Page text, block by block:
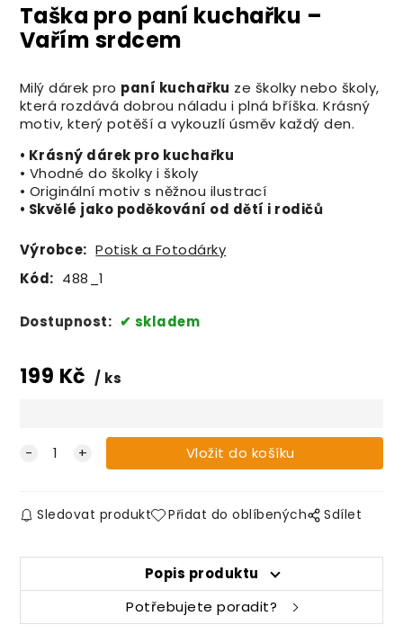
Taška pro paní kuchařku –
Vařím srdcem
Milý dárek pro paní kuchařku ze školky nebo školy,
která rozdává dobrou náladu i plná bříška. Krásný
motiv, který potěší a vykouzlí úsměv každý den.
• Krásný dárek pro kuchařku
• Vhodné do školky i školy
• Originální motiv s něžnou ilustrací
• Skvělé jako poděkování od dětí i rodičů
Výrobce: Potisk a Fotodárky
Kód: 488_1
Dostupnost: skladem
199 Kč ks
Sledovat produkt Přidat do oblíbených Sdílet
Popis produktu
Potřebujete poradit?